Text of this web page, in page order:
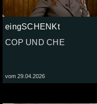
eingSCHENKt
COP UND CHE
vom 29.04.2026